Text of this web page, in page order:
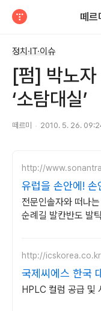
떼르
정치·IT·이슈
[펌] 박노자
‘소탐대실’
떼르미 2010. 5. 26.
http://
유럽을 손안에! 손
전문인솔자와 떠나
순례길 발칸반도 발
http://icskorea.co.kr
국제씨에스 한국
스
HPLC 컬럼 공급 및